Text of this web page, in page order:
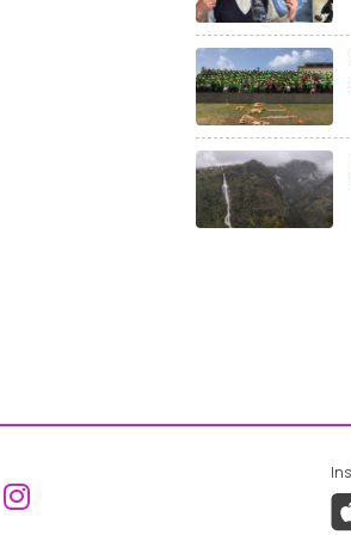
Aceder ao Facebook da
Aceder ao Instagram